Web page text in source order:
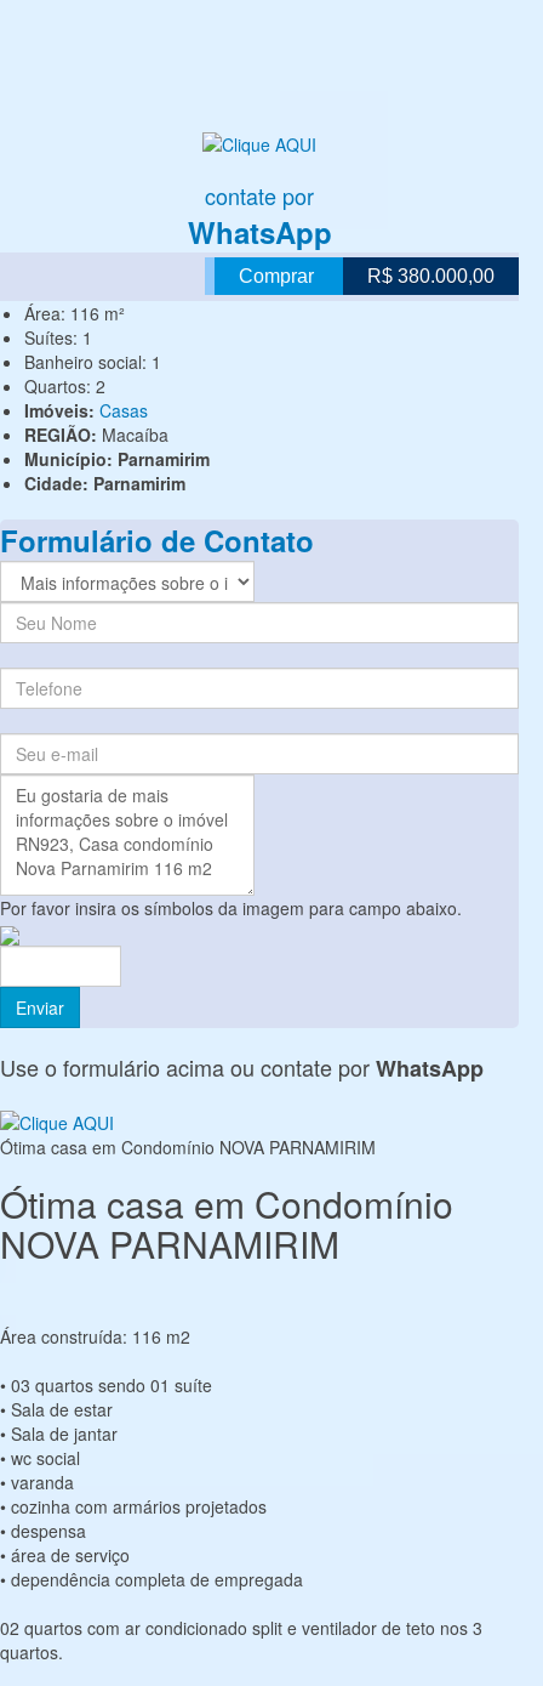
contate por
WhatsApp
Comprar R$ 380.000,00
Área: 116 m²
Suítes: 1
Banheiro social: 1
Quartos: 2
Imóveis: Casas
REGIÃO: Macaíba
Município: Parnamirim
Cidade: Parnamirim
Formulário de Contato
Por favor insira os símbolos da imagem para campo abaixo.
Use o formulário acima ou contate porWhatsApp
Ótima casa em Condomínio NOVA PARNAMIRIM
Ótima casa em Condomínio
NOVA PARNAMIRIM
Área construída: 116 m2
• 03 quartos sendo 01 suíte
• Sala de estar
• Sala de jantar
• wc social
• varanda
• cozinha com armários projetados
• despensa
• área de serviço
• dependência completa de empregada
02 quartos com ar condicionado split e ventilador de teto nos 3
quartos.